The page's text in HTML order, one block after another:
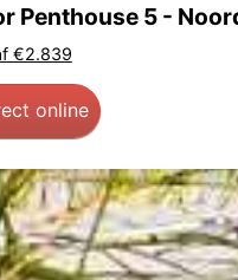
Penthouse 5 -
€2.839
online